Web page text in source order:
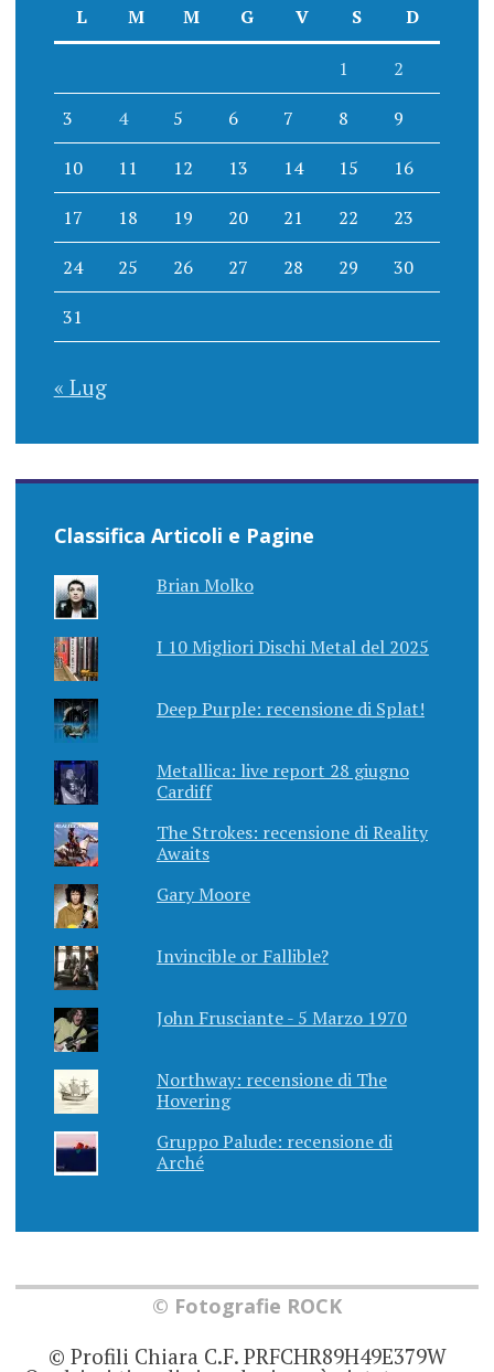
L
M M G V S D
1 2
3 4 5 6 7 8 9
10 11 12 13 14 15 16
17 18 19 20 21 22 23
24 25 26 27 28 29 30
31
« Lug
Classifica Articoli e Pagine
Brian Molko
I 10 Migliori Dischi Metal del 2025
Deep Purple: recensione di Splat!
Metallica: live report 28 giugno
Cardiff
The Strokes: recensione di Reality
Awaits
Gary Moore
Invincible or Fallible?
John Frusciante - 5 Marzo 1970
Northway: recensione di The
Hovering
Gruppo Palude: recensione di
Arché
© Fotografie ROCK
© Profili Chiara C.F. PRFCHR89H49E379W